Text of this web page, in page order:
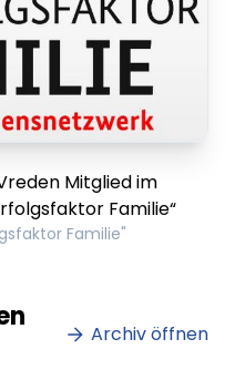
Mitglied im
Familie“
Familie"
Archiv öffnen